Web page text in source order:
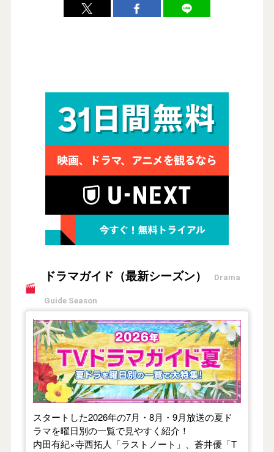
ドラマガイド（最新シーズン） Drama
Guide Season
【2026年夏】TVドラマガイド
スタートした2026年の7月・8月・9月放送の夏ド
ラマを曜日別の一覧で見やすく紹介！
内田有紀×寺西拓人「ラストノート」、蒼井優「T